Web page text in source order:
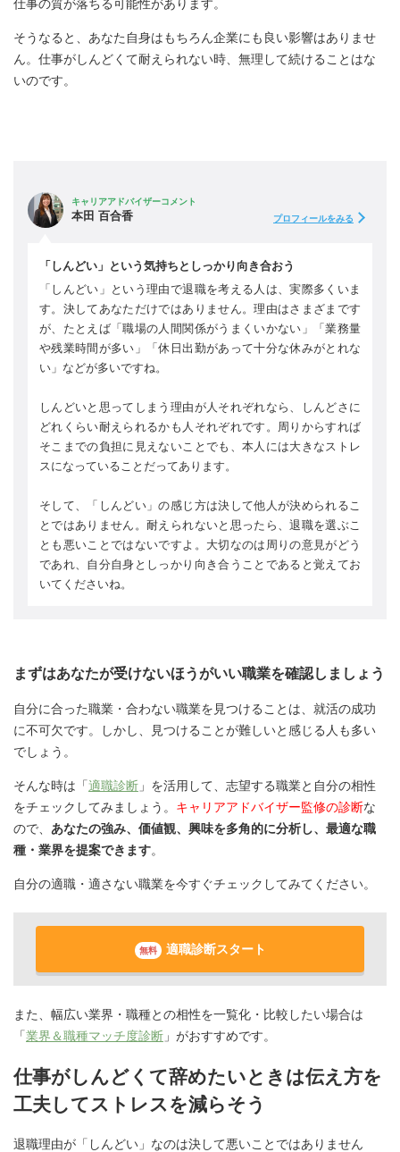
仕事の質が落ちる可能性があります。
そうなると、あなた自身はもちろん企業にも良い影響はありませ
ん。 仕事がしんどくて耐えられない時、無理して続けることはな
いのです。
キャリアアドバイザーコメント
本田 百合香 プロフィールをみる
「しんどい」という気持ちとしっかり向き合おう
「しんどい」という理由で退職を考える人は、実際多くいま
す。決してあなただけではありません。理由はさまざまです
が、たとえば「職場の人間関係がうまくいかない」「業務量
や残業時間が多い」「休日出勤があって十分な休みがとれな
い」などが多いですね。
しんどいと思ってしまう理由が人それぞれなら、しんどさに
どれくらい耐えられるかも人それぞれです。周りからすれば
そこまでの負担に見えないことでも、本人には大きなストレ
スになっていることだってあります。
そして、「しんどい」の感じ方は決して他人が決められるこ
とではありません。耐えられないと思ったら、退職を選ぶこ
とも悪いことではないですよ。大切なのは周りの意見がどう
であれ、自分自身としっかり向き合うことであると覚えてお
いてくださいね。
まずはあなたが受けないほうがいい職業を確認しましょう
自分に合った職業・合わない職業を見つけることは、就活の成功
に不可欠です。しかし、見つけることが難しいと感じる人も多い
でしょう。
そんな時は「適職診断 」を活用して、志望する職業と自分の相性
をチェックしてみましょう。 キャリアアドバイザー監修の診断な
ので、 あなたの強み、価値観、興味を多角的に分析し、最適な職
種・業界を提案できます。
自分の適職・適さない職業を今すぐチェックしてみてください。
無料 適職診断スタート
また、幅広い業界・職種との相性を一覧化・比較したい場合は
「業界＆職種マッチ度診断 」がおすすめです。
仕事がしんどくて辞めたいときは伝え方を
工夫してストレスを減らそう
退職理由が「しんどい」なのは決して悪いことではありません